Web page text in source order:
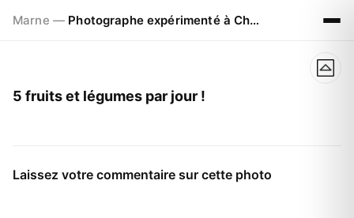
Marne — Photographe expérimenté à Chalons en Champagne
5 fruits et légumes par jour !
Laissez votre commentaire sur cette photo